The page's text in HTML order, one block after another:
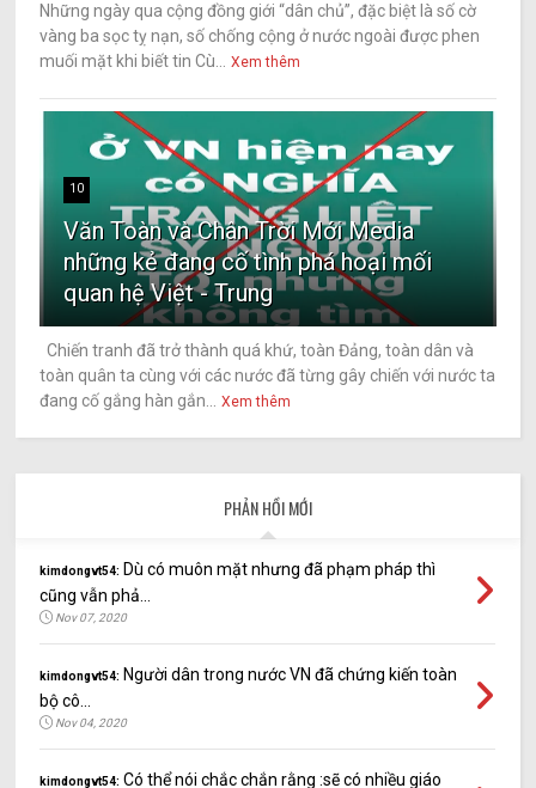
Những ngày qua cộng đồng giới “dân chủ”, đặc biệt là số cờ
vàng ba sọc tỵ nạn, số chống cộng ở nước ngoài được phen
muối mặt khi biết tin Cù...
Xem thêm
10
Văn Toàn và Chân Trời Mới Media
những kẻ đang cố tình phá hoại mối
quan hệ Việt - Trung
Chiến tranh đã trở thành quá khứ, toàn Đảng, toàn dân và
toàn quân ta cùng với các nước đã từng gây chiến với nước ta
đang cố gắng hàn gắn...
Xem thêm
PHẢN HỒI MỚI
kimdongvt54: Dù có muôn mặt nhưng đã phạm pháp thì
cũng vẫn phả...
Nov 07, 2020
kimdongvt54: Người dân trong nước VN đã chứng kiến toàn
bộ cô...
Nov 04, 2020
kimdongvt54: Có thể nói chắc chắn rằng :sẽ có nhiều giáo